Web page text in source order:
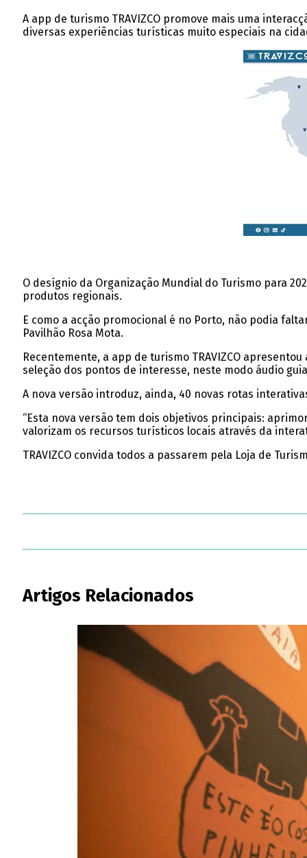
A app de turismo TRAVIZCO promove mais uma
diversas experiências turísticas muito especiais na
O desígnio da Organização Mundial do Turismo para
produtos regionais.
E como a acção promocional é no Porto, não podia
Pavilhão Rosa Mota.
Recentemente, a app de turismo TRAVIZCO
seleção dos pontos de interesse, neste modo áudio
A nova versão introduz, ainda, 40 novas rotas
“Esta nova versão tem dois objetivos principais:
valorizam os recursos turísticos locais através da
TRAVIZCO convida todos a passarem pela Loja de
Artigos Relacionados